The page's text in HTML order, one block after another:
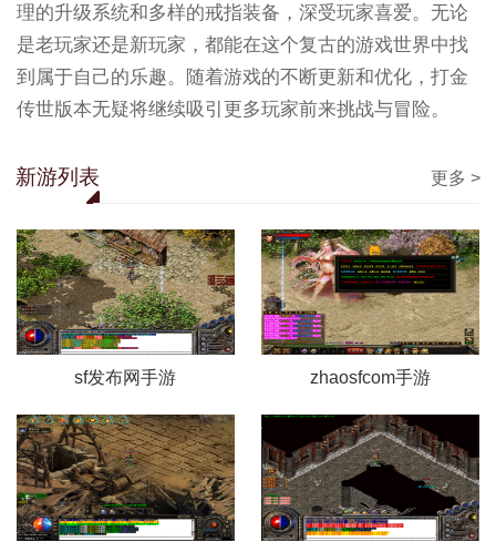
理的升级系统和多样的戒指装备，深受玩家喜爱。无论
是老玩家还是新玩家，都能在这个复古的游戏世界中找
到属于自己的乐趣。随着游戏的不断更新和优化，打金
传世版本无疑将继续吸引更多玩家前来挑战与冒险。
新游列表 更多 >
sf发布网手游 zhaosfcom手游